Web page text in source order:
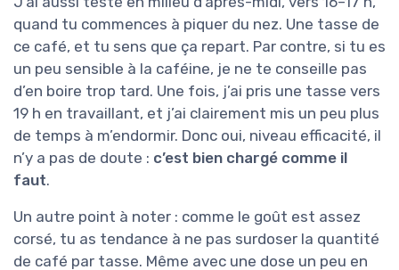
quand tu commences à piquer du nez. Une tasse de
ce café, et tu sens que ça repart. Par contre, si tu es
un peu sensible à la caféine, je ne te conseille pas
d’en boire trop tard. Une fois, j’ai pris une tasse vers
19 h en travaillant, et j’ai clairement mis un peu plus
de temps à m’endormir. Donc oui, niveau efficacité, il
n’y a pas de doute : c’est bien chargé comme il
faut.
Un autre point à noter : comme le goût est assez
corsé, tu as tendance à ne pas surdoser la quantité
de café par tasse. Même avec une dose un peu en